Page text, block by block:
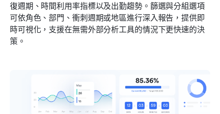
復週期、時間利用率指標以及出勤趨勢。篩選與分組選項
可依角色、部門、衝刺週期或地區進行深入報告，提供即
時可視化，支援在無需外部分析工具的情況下更快速的決
策。